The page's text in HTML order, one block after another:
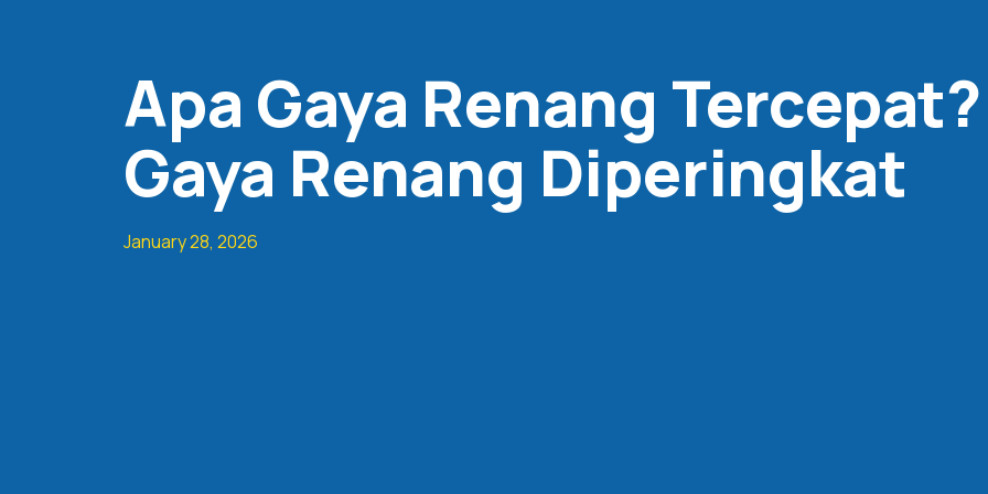
Apa Gaya Renang
Gaya Renang Diperingkat
January 28, 2026